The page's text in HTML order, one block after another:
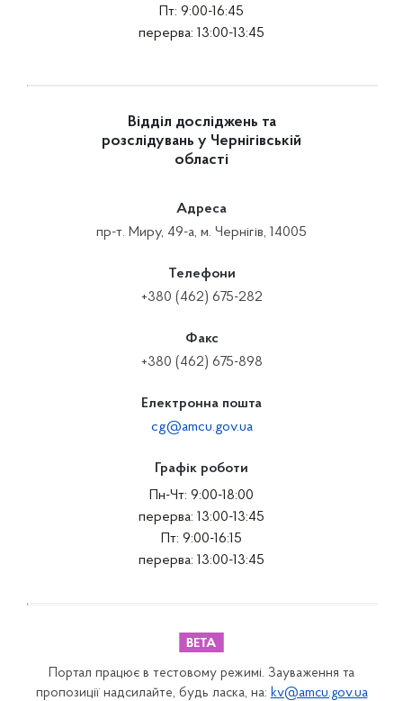
Пт: 9:00-16:45
перерва: 13:00-13:45
Відділ досліджень та
розслідувань у Чернігівській
області
Адреса
пр-т. Миру, 49-а, м. Чернігів, 14005
Телефони
+380 (462) 675-282
Факс
+380 (462) 675-898
Електронна пошта
cg@amcu.gov.ua
Графік роботи
Пн-Чт: 9:00-18:00
перерва: 13:00-13:45
Пт: 9:00-16:15
перерва: 13:00-13:45
Портал працює в тестовому режимі. Зауваження та
пропозиції надсилайте, будь ласка, на: kv@amcu.gov.ua